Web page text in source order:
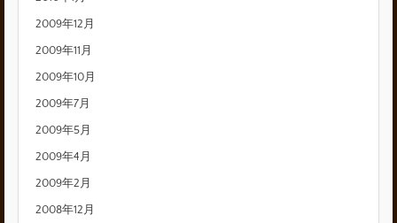
2009年12月
2009年11月
2009年10月
2009年7月
2009年5月
2009年4月
2009年2月
2008年12月